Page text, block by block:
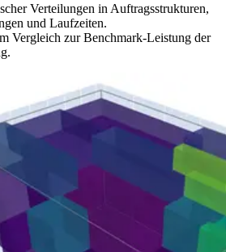
Verteilungen in Auftragsstrukturen,
und Laufzeiten.
Vergleich zur Benchmark-Leistung der